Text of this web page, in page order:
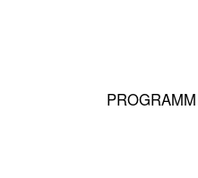
PROGRAMM